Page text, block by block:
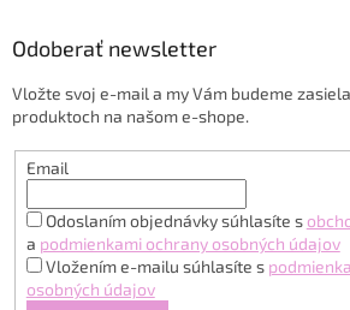
Odoberať newsletter
Vložte svoj e-mail a my Vám budeme
produktoch na našom e-shope.
Email
Odoslaním objednávky súhlasíte s
a podmienkami ochrany osobných údajov
Vložením e-mailu súhlasíte s
osobných údajov